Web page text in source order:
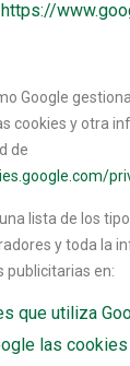
https://
Google
cookies y otra
de
lista de los
y toda la
publicitarias en:
que utiliza
las